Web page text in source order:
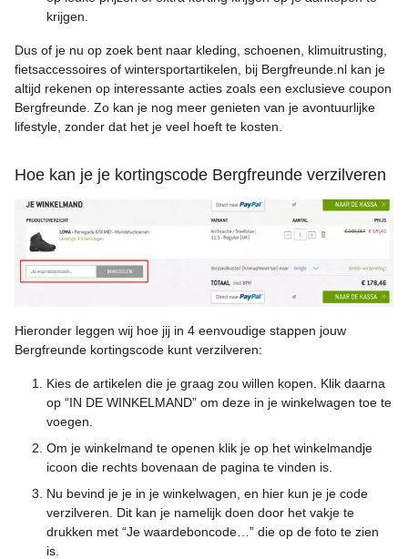
krijgen.
Dus of je nu op zoek bent naar kleding, schoenen, klimuitrusting,
fietsaccessoires of wintersportartikelen, bij Bergfreunde.nl kan je
altijd rekenen op interessante acties zoals een exclusieve coupon
Bergfreunde. Zo kan je nog meer genieten van je avontuurlijke
lifestyle, zonder dat het je veel hoeft te kosten.
Hoe kan je je kortingscode Bergfreunde verzilveren
Hieronder leggen wij hoe jij in 4 eenvoudige stappen jouw
Bergfreunde kortingscode kunt verzilveren:
Kies de artikelen die je graag zou willen kopen. Klik daarna
op “IN DE WINKELMAND” om deze in je winkelwagen toe te
voegen.
Om je winkelmand te openen klik je op het winkelmandje
icoon die rechts bovenaan de pagina te vinden is.
Nu bevind je je in je winkelwagen, en hier kun je je code
verzilveren. Dit kan je namelijk doen door het vakje te
drukken met “Je waardeboncode…” die op de foto te zien
is.